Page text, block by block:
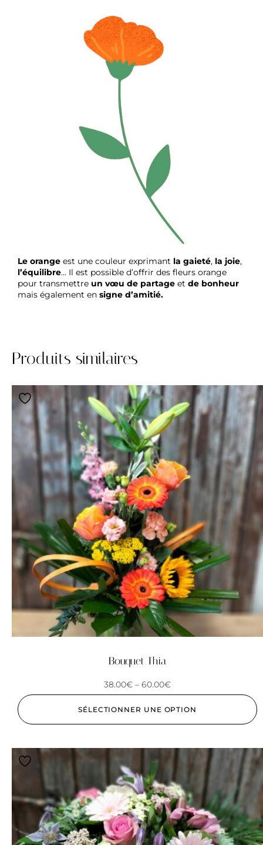
Le orange est une couleur exprimant la gaieté, la joie,
l’équilibre… Il est possible d’offrir des fleurs orange
pour transmettre un vœu de partage et de bonheur
mais également en signe d’amitié.
Produits similaires
Bouquet Thia
38.00€ – 60.00€
SÉLECTIONNER UNE OPTION